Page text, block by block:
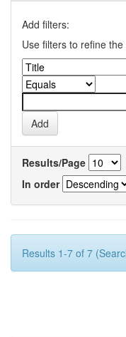
Add filters:
Use filters to refine
Results/Page
In order
Results 1-7 of 7